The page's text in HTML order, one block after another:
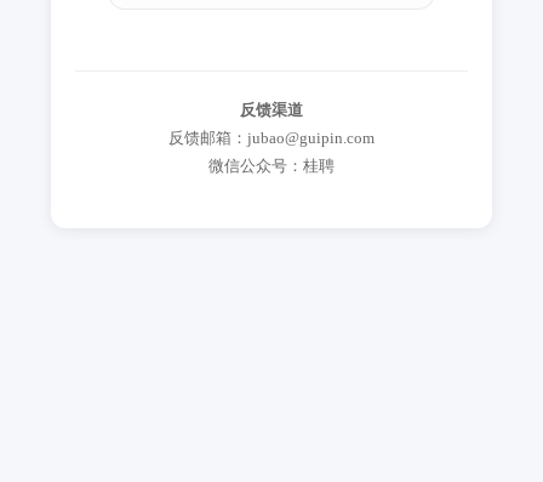
反馈渠道
反馈邮箱：jubao@guipin.com
微信公众号：桂聘